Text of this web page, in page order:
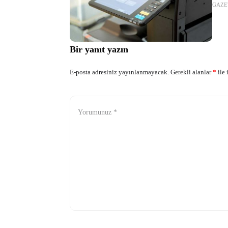
ile
Bir yanıt yazın
E-posta adresiniz yayınlanmayacak. Gerekli alanlar* ile